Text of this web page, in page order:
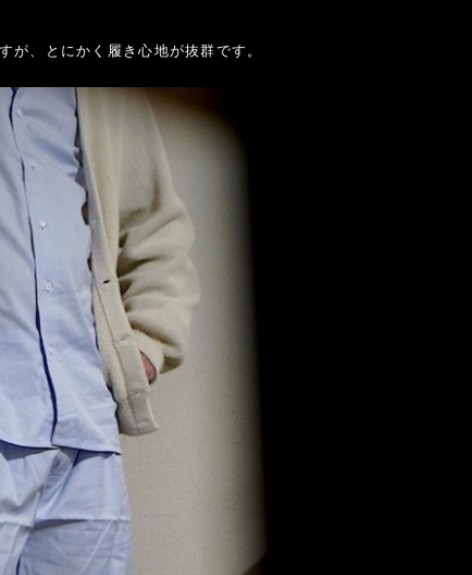
が、とにかく履き心地が抜群です。